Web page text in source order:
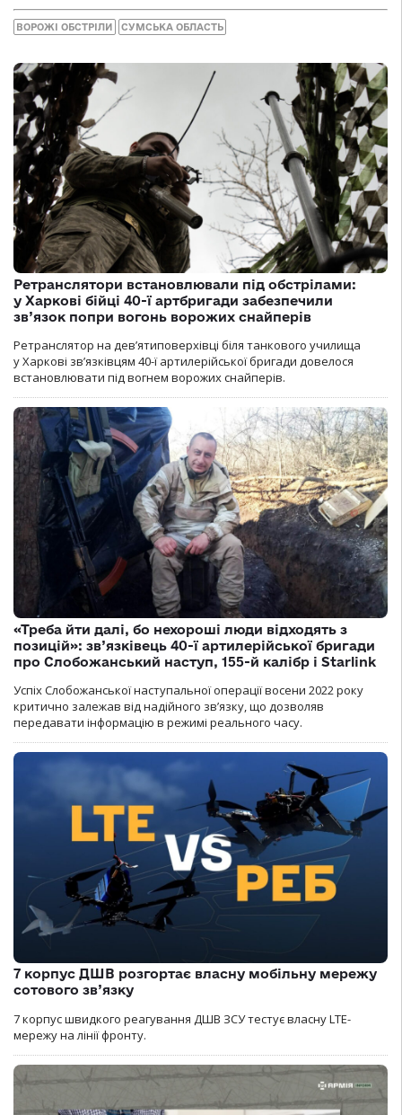
ВОРОЖІ ОБСТРІЛИ СУМСЬКА ОБЛАСТЬ
Ретранслятори встановлювали під обстрілами:
у Харкові бійці 40-ї артбригади забезпечили
зв’язок попри вогонь ворожих снайперів
Ретранслятор на дев’ятиповерхівці біля танкового училища
у Харкові зв’язківцям 40-ї артилерійської бригади довелося
встановлювати під вогнем ворожих снайперів.
«Треба йти далі, бо нехороші люди відходять з
позицій»: зв’язківець 40-ї артилерійської бригади
про Слобожанський наступ, 155-й калібр і Starlink
Успіх Слобожанської наступальної операції восени 2022 року
критично залежав від надійного зв’язку, що дозволяв
передавати інформацію в режимі реального часу.
7 корпус ДШВ розгортає власну мобільну мережу
сотового зв’язку
7 корпус швидкого реагування ДШВ ЗСУ тестує власну LTE-
мережу на лінії фронту.